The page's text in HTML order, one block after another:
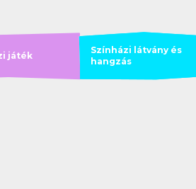
játék
Színházi látvány és
hangzás